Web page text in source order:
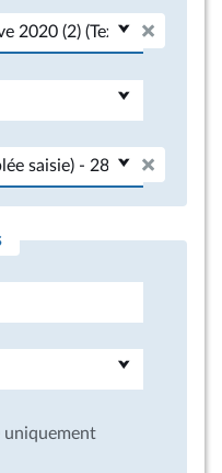
uniquement